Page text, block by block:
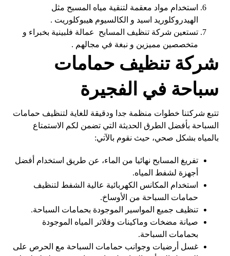
استخدام مواد معقمة لتنقية مياه المسبح مثل
الهيدروكلوريد اسيد و الكالسيوم هيبوكلوريت .
تستعين شركة تنظيف المسابح عمالة فلبينية بخبراء و
متخصصين مميزين و نبغة في مجالهم .
شركة تنظيف حمامات
سباحة في الفجيرة
تتبع شركتنا خطوات منظمة جدا ودقيقة للغاية لتنظيف حمامات
السباحة بأفضل الطرق الحديثة التي تضمن لكم الاستمتاع
بالمياه بشكل صحي، حيث نقوم بالآتي:
تفريغ المسابح نهائيا من الماء، عن طريق استخدام أفضل
أجهزة لشفط المياه.
استخدام المكانس الكهربائية عالية الشفط لتنظيف
حمامات السباحة من الأوساخ.
تنظيف جميع المواسير الموجودة بحمامات السباحة.
صيانة مضخات وماكينات وفلاتر المياه الموجودة
بحمامات السباحة.
غسل أرضيات وجوانب حمامات السباحة مع الحرص على